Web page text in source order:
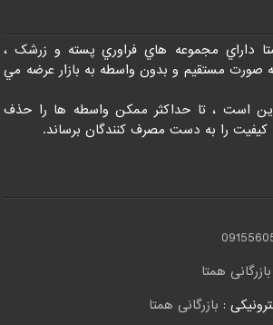
داراي مجموعه هاي فراوري پسته و زرشک ،
صورت مستقيم و بدون واسطه به بازار عرضه مي
است ، تا حداکثر ممکن واسطه ها را حذف
کيفيت را به دست مصرف کنندگان برساند.
بازرگانی همتا
بازرگانی همتا